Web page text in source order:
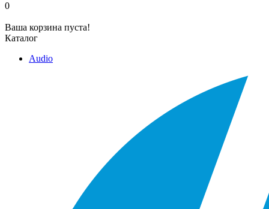
0
Ваша корзина пуста!
Каталог
Audio